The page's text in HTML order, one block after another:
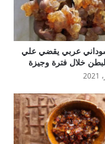
عربي يقضي علي
خلال فترة وجيزة